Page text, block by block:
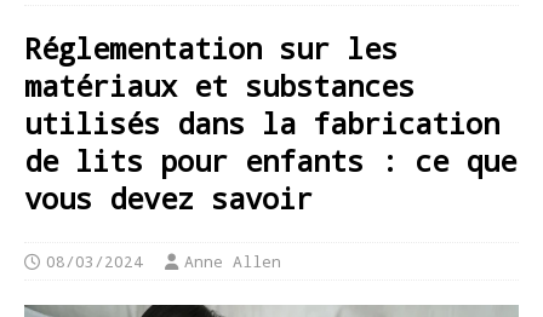
Réglementation sur les
matériaux et substances
utilisés dans la fabrication
de lits pour enfants : ce que
vous devez savoir
08/03/2024 Anne Allen